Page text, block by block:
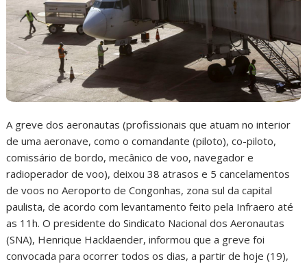
A greve dos aeronautas (profissionais que atuam no interior
de uma aeronave, como o comandante (piloto), co-piloto,
comissário de bordo, mecânico de voo, navegador e
radioperador de voo), deixou 38 atrasos e 5 cancelamentos
de voos no Aeroporto de Congonhas, zona sul da capital
paulista, de acordo com levantamento feito pela Infraero até
as 11h. O presidente do Sindicato Nacional dos Aeronautas
(SNA), Henrique Hacklaender, informou que a greve foi
convocada para ocorrer todos os dias, a partir de hoje (19),